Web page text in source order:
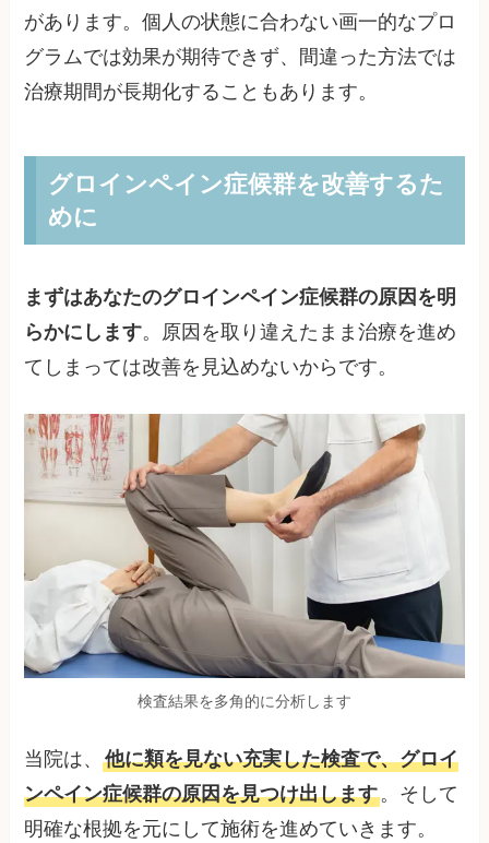
があります。個人の状態に合わない画一的なプロ
グラムでは効果が期待できず、間違った方法では
治療期間が長期化することもあります。
グロインペイン症候群を改善するた
めに
まずはあなたのグロインペイン症候群の原因を明
らかにします。原因を取り違えたまま治療を進め
てしまっては改善を見込めないからです。
検査結果を多角的に分析します
当院は、他に類を見ない充実した検査で、グロイ
ンペイン症候群の原因を見つけ出します。そして
明確な根拠を元にして施術を進めていきます。